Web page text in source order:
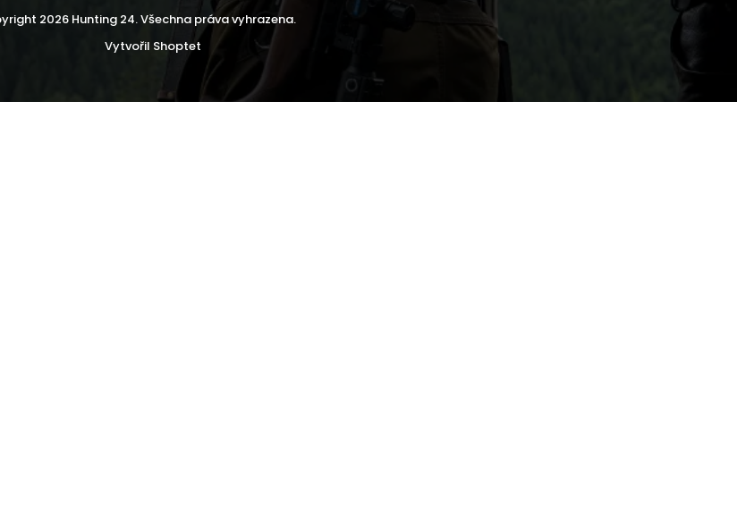
Vytvořil Shoptet
2026 Hunting 24. Všechna práva vyhrazena.